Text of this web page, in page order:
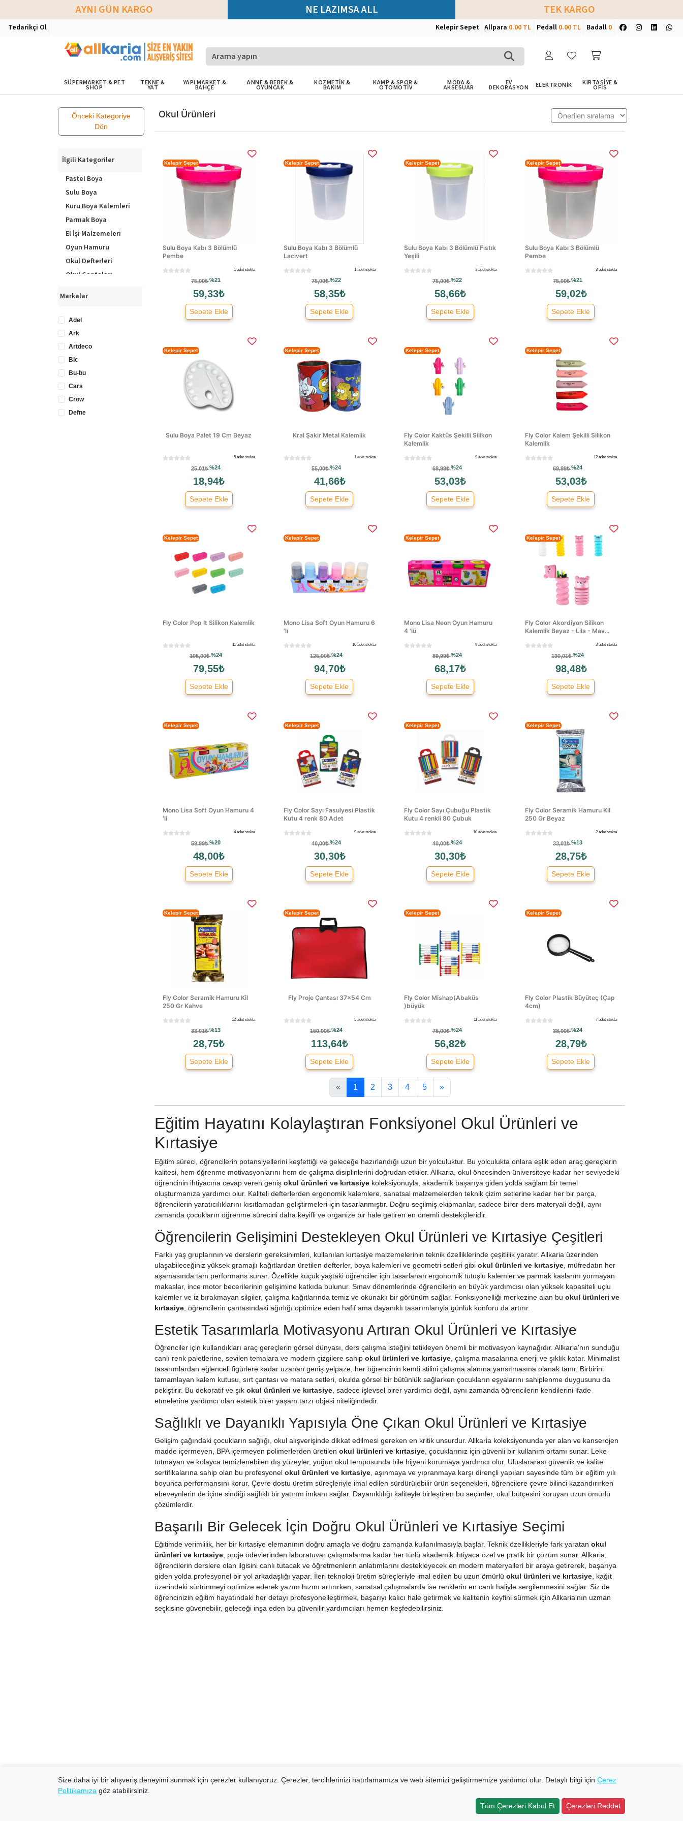
AYNI GÜN KARGO NE LAZIMSA ALL TEK KARGO
Tedarikçi Ol Kelepir Sepet Allpara 0.00 TL Pedall 0.00 TL Badall 0
SÜPERMARKET & PET
SHOP
TEKNE &
YAT
YAPI MARKET &
BAHÇE
ANNE & BEBEK &
OYUNCAK
KOZMETİK &
BAKIM
KAMP & SPOR &
OTOMOTİV
MODA &
AKSESUAR
EV
DEKORASYON ELEKTRONİK KIRTASİYE &
OFİS
Önceki Kategoriye
Dön
İlgili Kategoriler
Pastel Boya
Sulu Boya
Kuru Boya Kalemleri
Parmak Boya
El İşi Malzemeleri
Oyun Hamuru
Okul Defterleri
Okul Çantaları
Keçeli Boya
Markalar
Adel
Ark
Artdeco
Bic
Bu-bu
Cars
Crow
Defne
Okul Ürünleri
Sulu Boya Kabı 3 Bölümlü
Pembe
Kelepir Sepet
1 adet stokta
75,00₺%21
59,33₺
Sepete Ekle
Sulu Boya Kabı 3 Bölümlü
Lacivert
Kelepir Sepet
1 adet stokta
75,00₺%22
58,35₺
Sepete Ekle
Sulu Boya Kabı 3 Bölümlü Fıstık
Yeşili
Kelepir Sepet
3 adet stokta
75,00₺%22
58,66₺
Sepete Ekle
Sulu Boya Kabı 3 Bölümlü
Pembe
Kelepir Sepet
3 adet stokta
75,00₺%21
59,02₺
Sepete Ekle
Sulu Boya Palet 19 Cm Beyaz
Kelepir Sepet
5 adet stokta
25,01₺%24
18,94₺
Sepete Ekle
Kral Şakir Metal Kalemlik
Kelepir Sepet
1 adet stokta
55,00₺%24
41,66₺
Sepete Ekle
Fly Color Kaktüs Şekilli Silikon
Kalemlik
Kelepir Sepet
9 adet stokta
69,99₺%24
53,03₺
Sepete Ekle
Fly Color Kalem Şekilli Silikon
Kalemlik
Kelepir Sepet
12 adet stokta
69,99₺%24
53,03₺
Sepete Ekle
Fly Color Pop It Silikon Kalemlik
Kelepir Sepet
11 adet stokta
105,00₺%24
79,55₺
Sepete Ekle
Mono Lisa Soft Oyun Hamuru 6
'lı
Kelepir Sepet
10 adet stokta
125,00₺%24
94,70₺
Sepete Ekle
Mono Lisa Neon Oyun Hamuru
4 'lü
Kelepir Sepet
9 adet stokta
89,99₺%24
68,17₺
Sepete Ekle
Fly Color Akordiyon Silikon
Kalemlik Beyaz - Lila - Mav...
Kelepir Sepet
3 adet stokta
130,01₺%24
98,48₺
Sepete Ekle
Mono Lisa Soft Oyun Hamuru 4
'li
Kelepir Sepet
4 adet stokta
59,99₺%20
48,00₺
Sepete Ekle
Fly Color Sayı Fasulyesi Plastik
Kutu 4 renk 80 Adet
Kelepir Sepet
9 adet stokta
40,00₺%24
30,30₺
Sepete Ekle
Fly Color Sayı Çubuğu Plastik
Kutu 4 renkli 80 Çubuk
Kelepir Sepet
10 adet stokta
40,00₺%24
30,30₺
Sepete Ekle
Fly Color Seramik Hamuru Kil
250 Gr Beyaz
Kelepir Sepet
2 adet stokta
33,01₺%13
28,75₺
Sepete Ekle
Fly Color Seramik Hamuru Kil
250 Gr Kahve
Kelepir Sepet
12 adet stokta
33,01₺%13
28,75₺
Sepete Ekle
Fly Proje Çantası 37x54 Cm
Kelepir Sepet
5 adet stokta
150,00₺%24
113,64₺
Sepete Ekle
Fly Color Mishap(Abaküs
)büyük
Kelepir Sepet
11 adet stokta
75,00₺%24
56,82₺
Sepete Ekle
Fly Color Plastik Büyüteç (Çap
4cm)
Kelepir Sepet
7 adet stokta
38,00₺%24
28,79₺
Sepete Ekle
« 1 2 3 4 5 »
Eğitim Hayatını Kolaylaştıran Fonksiyonel Okul Ürünleri ve
Kırtasiye
Eğitim süreci, öğrencilerin potansiyellerini keşfettiği ve geleceğe hazırlandığı uzun bir yolculuktur. Bu yolculukta onlara eşlik eden araç gereçlerin
kalitesi, hem öğrenme motivasyonlarını hem de çalışma disiplinlerini doğrudan etkiler. Allkaria, okul öncesinden üniversiteye kadar her seviyedeki
öğrencinin ihtiyacına cevap veren geniş okul ürünleri ve kırtasiye koleksiyonuyla, akademik başarıya giden yolda sağlam bir temel
oluşturmanıza yardımcı olur. Kaliteli defterlerden ergonomik kalemlere, sanatsal malzemelerden teknik çizim setlerine kadar her bir parça,
öğrencilerin yaratıcılıklarını kısıtlamadan geliştirmeleri için tasarlanmıştır. Doğru seçilmiş ekipmanlar, sadece birer ders materyali değil, aynı
zamanda çocukların öğrenme sürecini daha keyifli ve organize bir hale getiren en önemli destekçileridir.
Öğrencilerin Gelişimini Destekleyen Okul Ürünleri ve Kırtasiye Çeşitleri
Farklı yaş gruplarının ve derslerin gereksinimleri, kullanılan kırtasiye malzemelerinin teknik özelliklerinde çeşitlilik yaratır. Allkaria üzerinden
ulaşabileceğiniz yüksek gramajlı kağıtlardan üretilen defterler, boya kalemleri ve geometri setleri gibi okul ürünleri ve kırtasiye , müfredatın her
aşamasında tam performans sunar. Özellikle küçük yaştaki öğrenciler için tasarlanan ergonomik tutuşlu kalemler ve parmak kaslarını yormayan
makaslar, ince motor becerilerinin gelişimine katkıda bulunur. Sınav dönemlerinde öğrencilerin en büyük yardımcısı olan yüksek kapasiteli uçlu
kalemler ve iz bırakmayan silgiler, çalışma kağıtlarında temiz ve okunaklı bir görünüm sağlar. Fonksiyonelliği merkezine alan bu okul ürünleri ve
kırtasiye , öğrencilerin çantasındaki ağırlığı optimize eden hafif ama dayanıklı tasarımlarıyla günlük konforu da artırır.
Estetik Tasarımlarla Motivasyonu Artıran Okul Ürünleri ve Kırtasiye
Öğrenciler için kullandıkları araç gereçlerin görsel dünyası, ders çalışma isteğini tetikleyen önemli bir motivasyon kaynağıdır. Allkaria'nın sunduğu
canlı renk paletlerine, sevilen temalara ve modern çizgilere sahip okul ürünleri ve kırtasiye , çalışma masalarına enerji ve şıklık katar. Minimalist
tasarımlardan eğlenceli figürlere kadar uzanan geniş yelpaze, her öğrencinin kendi stilini çalışma alanına yansıtmasına olanak tanır. Birbirini
tamamlayan kalem kutusu, sırt çantası ve matara setleri, okulda görsel bir bütünlük sağlarken çocukların eşyalarını sahiplenme duygusunu da
pekiştirir. Bu dekoratif ve şık okul ürünleri ve kırtasiye , sadece işlevsel birer yardımcı değil, aynı zamanda öğrencilerin kendilerini ifade
etmelerine yardımcı olan estetik birer yaşam tarzı objesi niteliğindedir.
Sağlıklı ve Dayanıklı Yapısıyla Öne Çıkan Okul Ürünleri ve Kırtasiye
Gelişim çağındaki çocukların sağlığı, okul alışverişinde dikkat edilmesi gereken en kritik unsurdur. Allkaria koleksiyonunda yer alan ve kanserojen
madde içermeyen, BPA içermeyen polimerlerden üretilen okul ürünleri ve kırtasiye , çocuklarınız için güvenli bir kullanım ortamı sunar. Leke
tutmayan ve kolayca temizlenebilen dış yüzeyler, yoğun okul temposunda bile hijyeni korumaya yardımcı olur. Uluslararası güvenlik ve kalite
sertifikalarına sahip olan bu profesyonel okul ürünleri ve kırtasiye , aşınmaya ve yıpranmaya karşı dirençli yapıları sayesinde tüm bir eğitim yılı
boyunca performansını korur. Çevre dostu üretim süreçleriyle imal edilen sürdürülebilir ürün seçenekleri, öğrencilere çevre bilinci kazandırırken
ebeveynlerin de içine sindiği sağlıklı bir yatırım imkanı sağlar. Dayanıklılığı kaliteyle birleştiren bu seçimler, okul bütçesini koruyan uzun ömürlü
çözümlerdir.
Başarılı Bir Gelecek İçin Doğru Okul Ürünleri ve Kırtasiye Seçimi
Eğitimde verimlilik, her bir kırtasiye elemanının doğru amaçla ve doğru zamanda kullanılmasıyla başlar. Teknik özellikleriyle fark yaratan okul
ürünleri ve kırtasiye , proje ödevlerinden laboratuvar çalışmalarına kadar her türlü akademik ihtiyaca özel ve pratik bir çözüm sunar. Allkaria,
öğrencilerin derslere olan ilgisini canlı tutacak ve öğretmenlerin anlatımlarını destekleyecek en modern materyalleri bir araya getirerek, başarıya
giden yolda profesyonel bir yol arkadaşlığı yapar. İleri teknoloji üretim süreçleriyle imal edilen bu uzun ömürlü okul ürünleri ve kırtasiye , kağıt
üzerindeki sürtünmeyi optimize ederek yazım hızını artırırken, sanatsal çalışmalarda ise renklerin en canlı haliyle sergilenmesini sağlar. Siz de
öğrencinizin eğitim hayatındaki her detayı profesyonelleştirmek, başarıyı kalıcı hale getirmek ve kalitenin keyfini sürmek için Allkaria'nın uzman
seçkisine güvenebilir, geleceği inşa eden bu güvenilir yardımcıları hemen keşfedebilirsiniz.
Size daha iyi bir alışveriş deneyimi sunmak için çerezler kullanıyoruz. Çerezler, tercihlerinizi hatırlamamıza ve web sitemizi geliştirmemize yardımcı olur. Detaylı bilgi için Çerez
Politikamıza göz atabilirsiniz.
Tüm Çerezleri Kabul Et
Çerezleri Reddet